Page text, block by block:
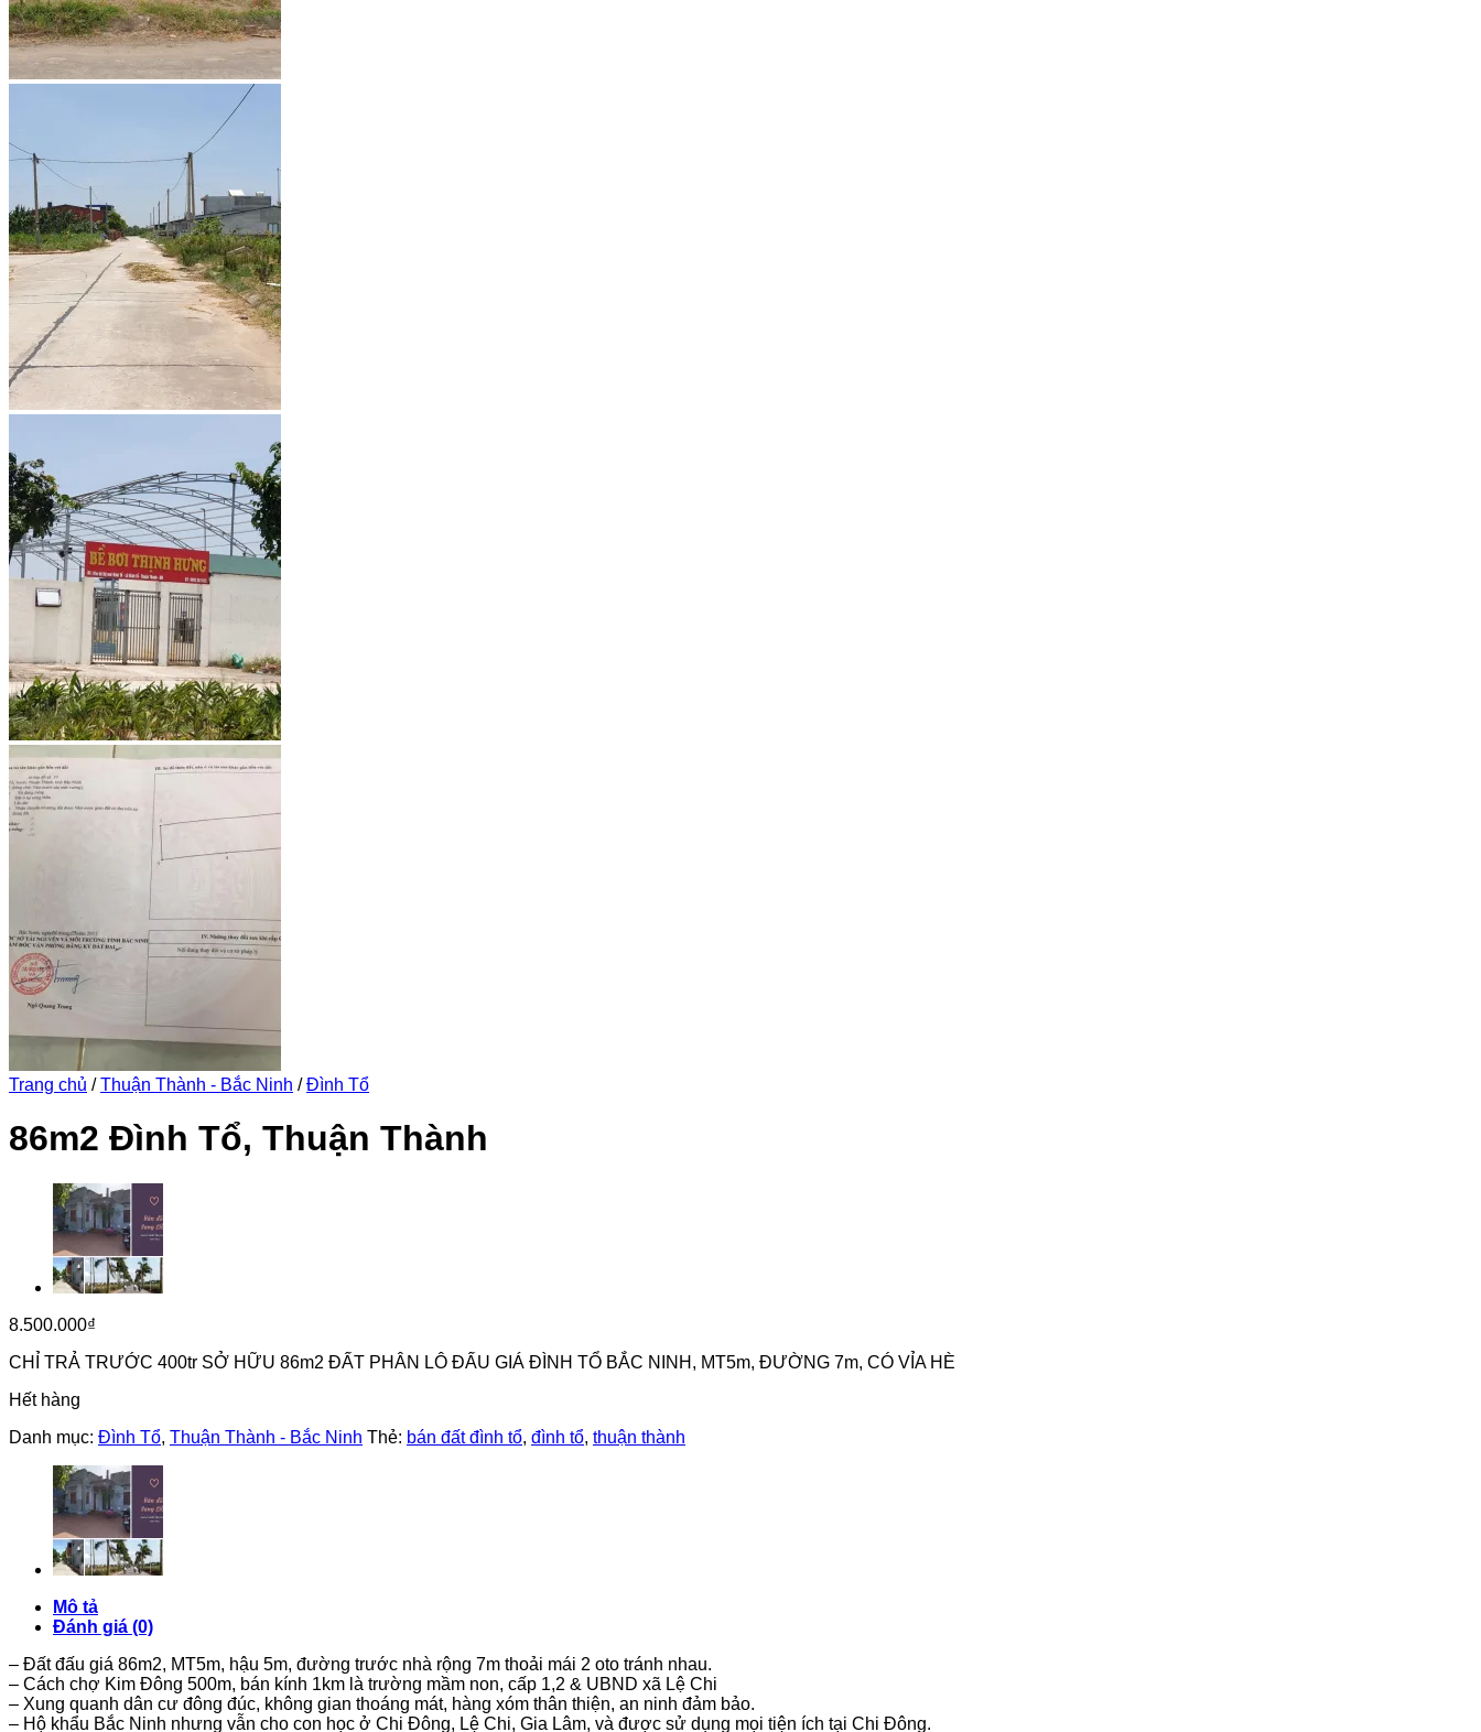
Trang chủ / Thuận Thành - Bắc Ninh / Đình Tổ
86m2 Đình Tổ, Thuận Thành
8.500.000₫
CHỈ TRẢ TRƯỚC 400tr SỞ HỮU 86m2 ĐẤT PHÂN LÔ ĐẤU GIÁ ĐÌNH TỔ BẮC NINH, MT5m, ĐƯỜNG 7m, CÓ VỈA HÈ
Hết hàng
Danh mục: Đình Tổ, Thuận Thành - Bắc Ninh Thẻ: bán đất đình tổ, đình tổ, thuận thành
Mô tả
Đánh giá (0)
– Đất đấu giá 86m2, MT5m, hậu 5m, đường trước nhà rộng 7m thoải mái 2 oto tránh nhau.
– Cách chợ Kim Đông 500m, bán kính 1km là trường mầm non, cấp 1,2 & UBND xã Lệ Chi
– Xung quanh dân cư đông đúc, không gian thoáng mát, hàng xóm thân thiện, an ninh đảm bảo.
– Hộ khẩu Bắc Ninh nhưng vẫn cho con học ở Chi Đông, Lệ Chi, Gia Lâm, và được sử dụng mọi tiện ích tại Chi Đông.